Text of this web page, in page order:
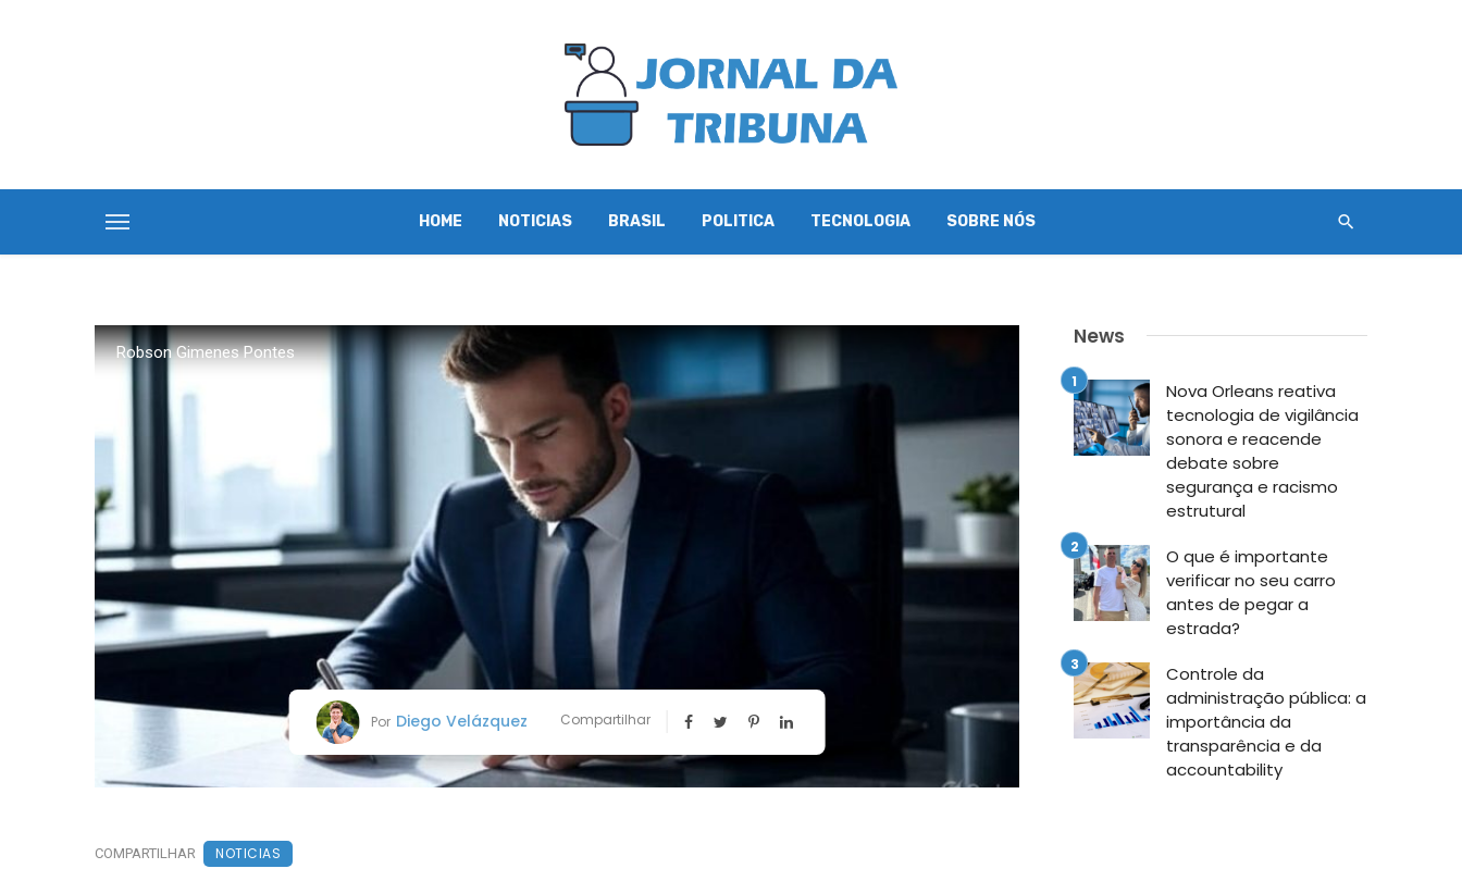
HOME NOTICIAS BRASIL POLITICA TECNOLOGIA SOBRE NÓS
Robson Gimenes Pontes
Por Diego Velázquez Compartilhar
COMPARTILHAR NOTICIAS
News
Nova Orleans reativa
tecnologia de vigilância
sonora e reacende
debate sobre
segurança e racismo
estrutural
O que é importante
verificar no seu carro
antes de pegar a
estrada?
Controle da
administração pública: a
importância da
transparência e da
accountability